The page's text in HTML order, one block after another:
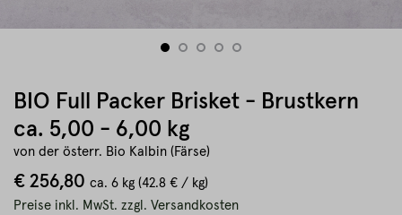
BIO Full Packer Brisket - Brustkern
ca. 5,00 - 6,00 kg
von der österr. Bio Kalbin (Färse)
€ 256,80 ca. 6 kg (42.8 € / kg)
Preise inkl. MwSt. zzgl. Versandkosten